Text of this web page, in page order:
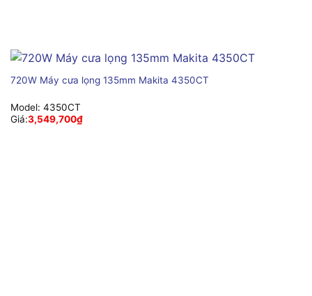
720W Máy cưa lọng 135mm Makita 4350CT
Model: 4350CT
Giá:3,549,700₫